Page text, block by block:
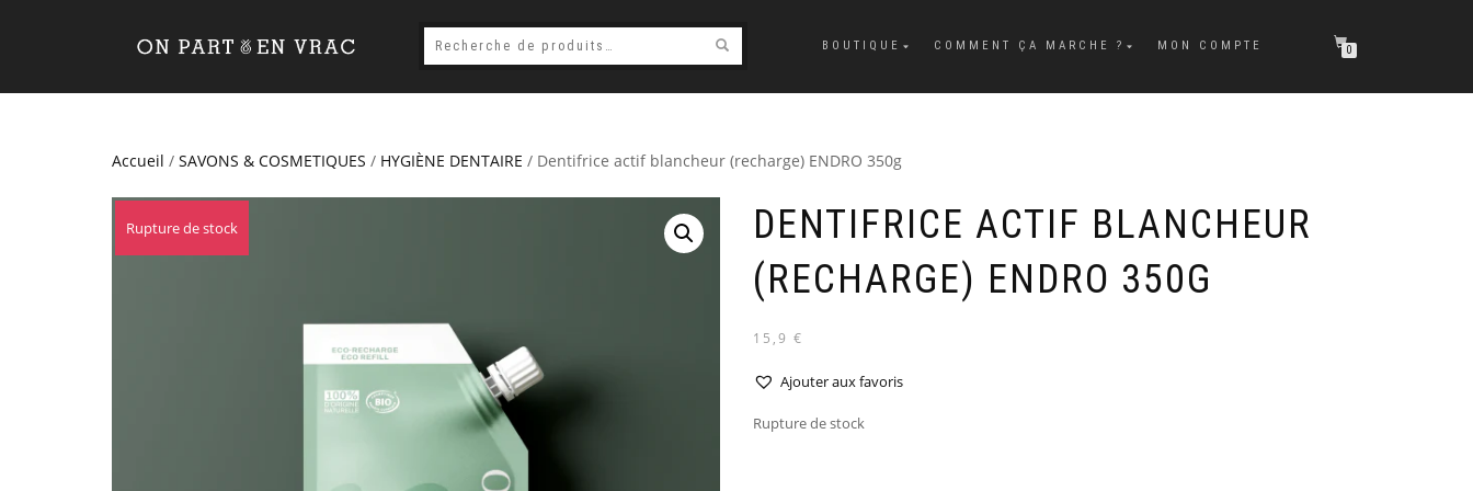
BOUTIQUE COMMENT ÇA MARCHE ? MON COMPTE 0
Accueil / SAVONS & COSMETIQUES / HYGIÈNE DENTAIRE / Dentifrice actif blancheur (recharge) ENDRO 350g
Rupture de stock
DENTIFRICE ACTIF BLANCHEUR
(RECHARGE) ENDRO 350G
15,9 €
Ajouter aux favoris
Rupture de stock